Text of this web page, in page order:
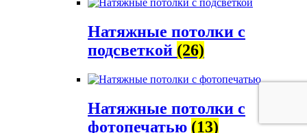
Натяжные потолки с
подсветкой (26)
Натяжные потолки с
фотопечатью (13)